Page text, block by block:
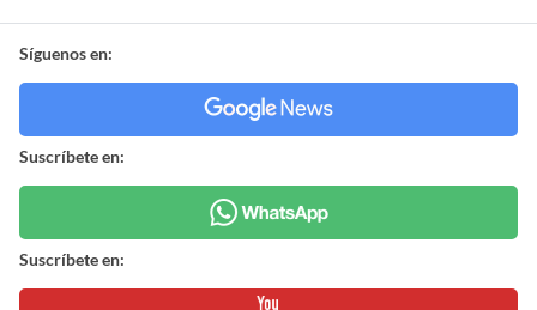
Síguenos en:
Suscríbete en:
Suscríbete en: